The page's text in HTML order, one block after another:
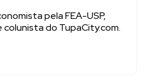
pela FEA-USP,
colunista do TupaCity.com.